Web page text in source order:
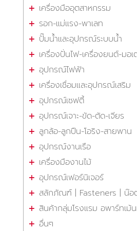
เครื่องมืออุตสาหกรรม
รอก-แม่แรง-พาเลท
ปั๊มน้ำและอุปกรณ์ระบบน้ำ
เครื่องปั่นไฟ-เครื่องยนต์-มอเ
อุปกรณ์ไฟฟ้า
เครื่องเชื่อมและอุปกรณ์เสริม
อุปกรณ์เซฟตี้
อุปกรณ์เจาะ-ขัด-ตัด-เจียร
ลูกล้อ-ลูกปืน-โอริง-สายพาน
อุปกรณ์งานเรือ
เครื่องมืองานไม้
อุปกรณ์เฟอร์นิเจอร์
สลักภัณฑ์ | Fasteners | น๊อ
สินค้ากลุ่มโรงแรม อพาร์ทเม้
อื่นๆ